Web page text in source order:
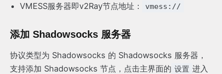
VMESS服务器即v2Ray节点地址： vmess://
添加 Shadowsocks 服务器
协议类型为 Shadowsocks 的 Shadowsocks 服务器，
支持添加 Shadowsocks 节点，点击主界面的 设置 进入